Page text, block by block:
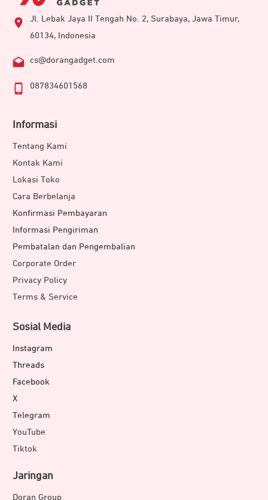
Jl. Lebak Jaya II Tengah No. 2, Surabaya, Jawa Timur,
60134, Indonesia
cs@dorangadget.com
087834601568
Informasi
Tentang Kami
Kontak Kami
Lokasi Toko
Cara Berbelanja
Konfirmasi Pembayaran
Informasi Pengiriman
Pembatalan dan Pengembalian
Corporate Order
Privacy Policy
Terms & Service
Sosial Media
Instagram
Threads
Facebook
X
Telegram
YouTube
Tiktok
Jaringan
Doran Group